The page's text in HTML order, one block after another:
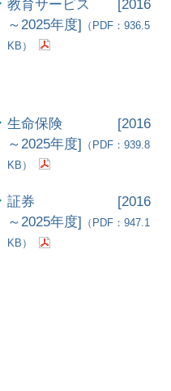
教育サービス [2016
～2025年度] （PDF：936.5
KB）
生命保険 [2016
～2025年度]
（PDF：939.8
KB）
証券 [2016
～2025年度]
（PDF：947.1
KB）